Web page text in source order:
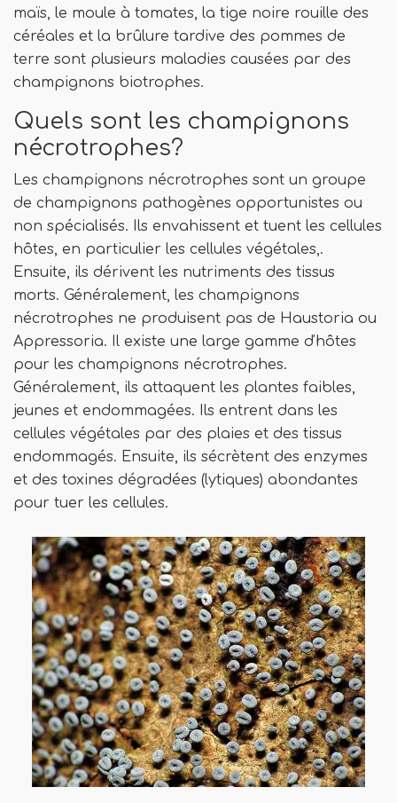
maïs, le moule à tomates, la tige noire rouille des
céréales et la brûlure tardive des pommes de
terre sont plusieurs maladies causées par des
champignons biotrophes.
Quels sont les champignons
nécrotrophes?
Les champignons nécrotrophes sont un groupe
de champignons pathogènes opportunistes ou
non spécialisés. Ils envahissent et tuent les cellules
hôtes, en particulier les cellules végétales,.
Ensuite, ils dérivent les nutriments des tissus
morts. Généralement, les champignons
nécrotrophes ne produisent pas de Haustoria ou
Appressoria. Il existe une large gamme d'hôtes
pour les champignons nécrotrophes.
Généralement, ils attaquent les plantes faibles,
jeunes et endommagées. Ils entrent dans les
cellules végétales par des plaies et des tissus
endommagés. Ensuite, ils sécrètent des enzymes
et des toxines dégradées (lytiques) abondantes
pour tuer les cellules.